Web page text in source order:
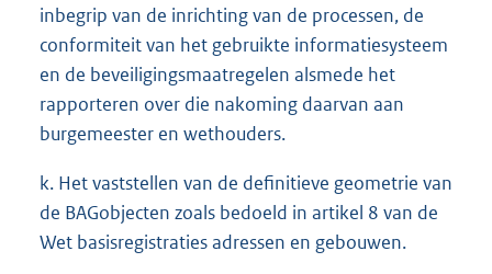
inbegrip van de inrichting van de processen, de
conformiteit van het gebruikte informatiesysteem
en de beveiligingsmaatregelen alsmede het
rapporteren over die nakoming daarvan aan
burgemeester en wethouders.
k. Het vaststellen van de definitieve geometrie van
de BAGobjecten zoals bedoeld in artikel 8 van de
Wet basisregistraties adressen en gebouwen.